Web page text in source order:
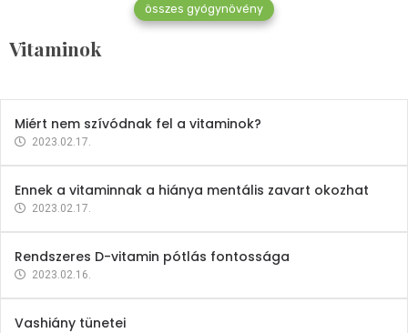
összes gyógynövény
Vitaminok
Mindent a B-12 vitaminról
2023.02.27.
Miért nem szívódnak fel a vitaminok?
2023.02.17.
Ennek a vitaminnak a hiánya mentális zavart okozhat
2023.02.17.
Rendszeres D-vitamin pótlás fontossága
2023.02.16.
Vashiány tünetei